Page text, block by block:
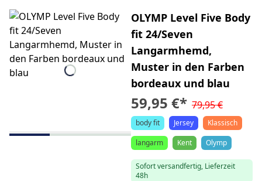
OLYMP Level Five Body
fit 24/Seven
Langarmhemd,
Muster in den Farben
bordeaux und blau
59,95 €* 79,95 €
body fit Jersey
Klassisch
langarm
Kent Olymp
Sofort versandfertig, Lieferzeit
48h